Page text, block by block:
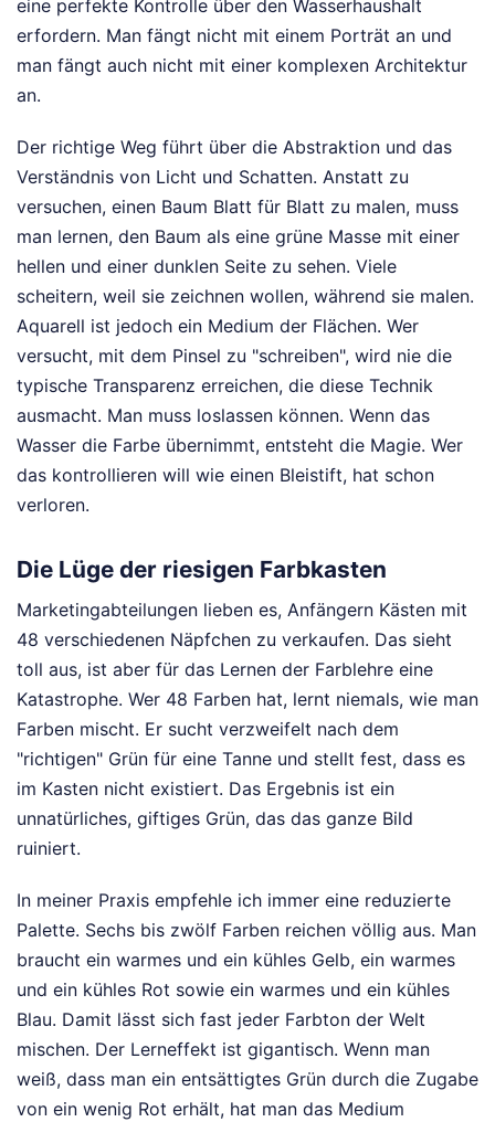
eine perfekte Kontrolle über den Wasserhaushalt
erfordern. Man fängt nicht mit einem Porträt an und
man fängt auch nicht mit einer komplexen Architektur
an.
Der richtige Weg führt über die Abstraktion und das
Verständnis von Licht und Schatten. Anstatt zu
versuchen, einen Baum Blatt für Blatt zu malen, muss
man lernen, den Baum als eine grüne Masse mit einer
hellen und einer dunklen Seite zu sehen. Viele
scheitern, weil sie zeichnen wollen, während sie malen.
Aquarell ist jedoch ein Medium der Flächen. Wer
versucht, mit dem Pinsel zu "schreiben", wird nie die
typische Transparenz erreichen, die diese Technik
ausmacht. Man muss loslassen können. Wenn das
Wasser die Farbe übernimmt, entsteht die Magie. Wer
das kontrollieren will wie einen Bleistift, hat schon
verloren.
Die Lüge der riesigen Farbkasten
Marketingabteilungen lieben es, Anfängern Kästen mit
48 verschiedenen Näpfchen zu verkaufen. Das sieht
toll aus, ist aber für das Lernen der Farblehre eine
Katastrophe. Wer 48 Farben hat, lernt niemals, wie man
Farben mischt. Er sucht verzweifelt nach dem
"richtigen" Grün für eine Tanne und stellt fest, dass es
im Kasten nicht existiert. Das Ergebnis ist ein
unnatürliches, giftiges Grün, das das ganze Bild
ruiniert.
In meiner Praxis empfehle ich immer eine reduzierte
Palette. Sechs bis zwölf Farben reichen völlig aus. Man
braucht ein warmes und ein kühles Gelb, ein warmes
und ein kühles Rot sowie ein warmes und ein kühles
Blau. Damit lässt sich fast jeder Farbton der Welt
mischen. Der Lerneffekt ist gigantisch. Wenn man
weiß, dass man ein entsättigtes Grün durch die Zugabe
von ein wenig Rot erhält, hat man das Medium